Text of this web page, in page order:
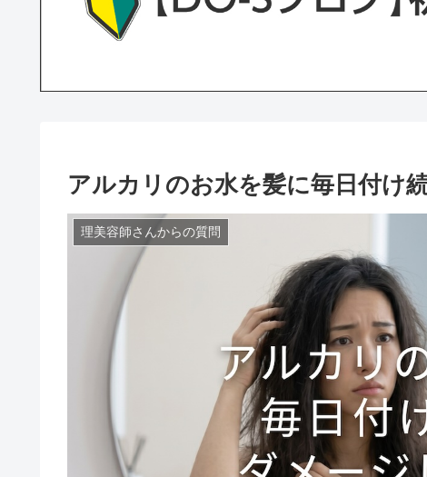
アルカリのお水を髪に毎日付け
理美容師さんからの質問